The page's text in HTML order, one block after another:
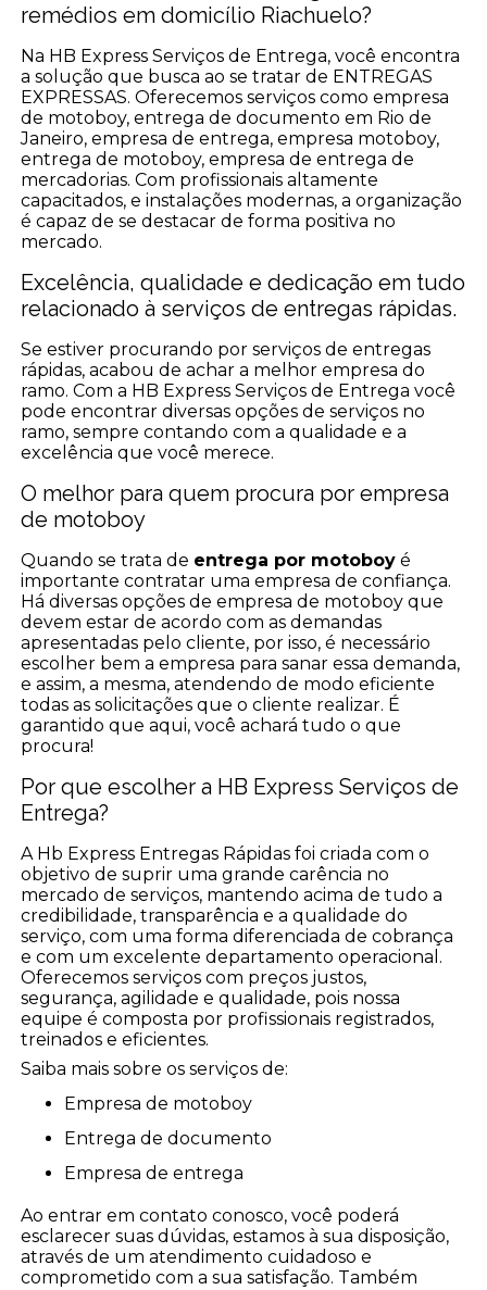
remédios em domicílio Riachuelo?
Na HB Express Serviços de Entrega, você encontra
a solução que busca ao se tratar de ENTREGAS
EXPRESSAS. Oferecemos serviços como empresa
de motoboy, entrega de documento em Rio de
Janeiro, empresa de entrega, empresa motoboy,
entrega de motoboy, empresa de entrega de
mercadorias. Com profissionais altamente
capacitados, e instalações modernas, a organização
é capaz de se destacar de forma positiva no
mercado.
Excelência, qualidade e dedicação em tudo
relacionado à serviços de entregas rápidas.
Se estiver procurando por serviços de entregas
rápidas, acabou de achar a melhor empresa do
ramo. Com a HB Express Serviços de Entrega você
pode encontrar diversas opções de serviços no
ramo, sempre contando com a qualidade e a
excelência que você merece.
O melhor para quem procura por empresa
de motoboy
Quando se trata de entrega por motoboy é
importante contratar uma empresa de confiança.
Há diversas opções de empresa de motoboy que
devem estar de acordo com as demandas
apresentadas pelo cliente, por isso, é necessário
escolher bem a empresa para sanar essa demanda,
e assim, a mesma, atendendo de modo eficiente
todas as solicitações que o cliente realizar. É
garantido que aqui, você achará tudo o que
procura!
Por que escolher a HB Express Serviços de
Entrega?
A Hb Express Entregas Rápidas foi criada com o
objetivo de suprir uma grande carência no
mercado de serviços, mantendo acima de tudo a
credibilidade, transparência e a qualidade do
serviço, com uma forma diferenciada de cobrança
e com um excelente departamento operacional.
Oferecemos serviços com preços justos,
segurança, agilidade e qualidade, pois nossa
equipe é composta por profissionais registrados,
treinados e eficientes.
Saiba mais sobre os serviços de:
empresa de motoboy
entrega de documento
empresa de entrega
Ao entrar em contato conosco, você poderá
esclarecer suas dúvidas, estamos à sua disposição,
através de um atendimento cuidadoso e
comprometido com a sua satisfação. Também